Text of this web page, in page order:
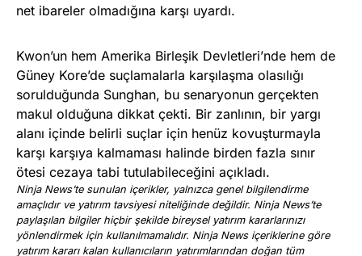
net ibareler olmadığına karşı uyardı.
Kwon’un hem Amerika Birleşik Devletleri’nde hem de
Güney Kore’de suçlamalarla karşılaşma olasılığı
sorulduğunda Sunghan, bu senaryonun gerçekten
makul olduğuna dikkat çekti. Bir zanlının, bir yargı
alanı içinde belirli suçlar için henüz kovuşturmayla
karşı karşıya kalmaması halinde birden fazla sınır
ötesi cezaya tabi tutulabileceğini açıkladı.
Ninja News’te sunulan içerikler, yalnızca genel bilgilendirme
amaçlıdır ve yatırım tavsiyesi niteliğinde değildir. Ninja News’te
paylaşılan bilgiler hiçbir şekilde bireysel yatırım kararlarınızı
yönlendirmek için kullanılmamalıdır. Ninja News içeriklerine göre
yatırım kararı kalan kullanıcıların yatırımlarından doğan tüm